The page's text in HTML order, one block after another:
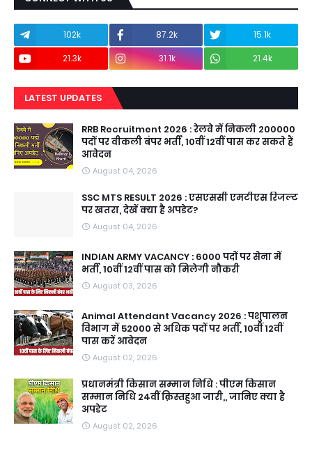
102k 87.2k
15.1k
21.3k
31.1k 21.4k
LATEST UPDATES
RRB Recruitment 2026 : रेलवे में निकली 200000
पदों पर वीकली बंपर भर्ती, 10वीं 12वीं पास कर सकते हैं
आवेदन
August 04, 2026
SSC MTS RESULT 2026 : एसएससी एमटीएस रिजल्ट
पर खतरा, देखें क्या है अपडेट?
August 04, 2026
INDIAN ARMY VACANCY : 6000 पदों पर सेना में
भर्ती, 10वीं 12वीं पास को मिलेगी नौकरी
August 03, 2026
Animal Attendant Vacancy 2026 : पशुपालन
विभाग में 52000 से अधिक पदों पर भर्ती, 10वीं 12वीं
पास करें आवेदन
August 02, 2026
प्रधानमंत्री किसान सम्मान निधि : पीएम किसान
सम्मान निधि 24वीं क़िस्तहुआ जारी,, जानिए क्या है
अपडेट
August 02, 2026